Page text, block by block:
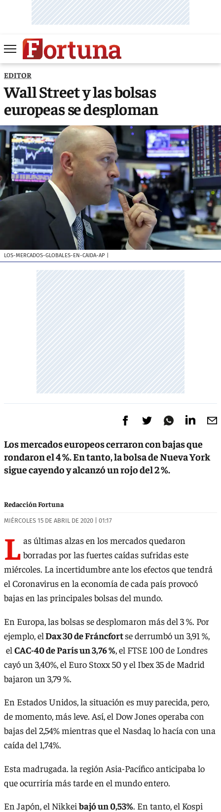
EDITOR
Wall Street y las bolsas
europeas se desploman
LOS-MERCADOS-GLOBALES-EN-CAIDA-AP
Los mercados europeos cerraron con bajas que
rondaron el 4 %. En tanto, la bolsa de Nueva York
sigue cayendo y alcanzó un rojo del 2 %.
Redacción Fortuna
MIÉRCOLES 15 DE ABRIL DE 2020 | 01:17
L as últimas alzas en los mercados quedaron
borradas por las fuertes caídas sufridas este
miércoles. La incertidumbre ante los efectos que tendrá
el Coronavirus en la economía de cada país provocó
bajas en las principales bolsas del mundo.
En Europa, las bolsas se desplomaron más del 3 %. Por
ejemplo, elDax 30 de Fráncfortse derrumbó un 3,91 %,
el CAC-40 de París un 3,76 %, el FTSE 100 de Londres
cayó un 3,40%, el Euro Stoxx 50 y el Ibex 35 de Madrid
bajaron un 3,79 %.
En Estados Unidos, la situación es muy parecida, pero,
de momento, más leve. Así, el Dow Jones operaba con
bajas del 2,54% mientras que el Nasdaq lo hacía con una
caída del 1,74%.
Esta madrugada. la región Asia-Pacífico anticipaba lo
que ocurriría más tarde en el mundo entero.
En Japón, el Nikkeibajó un 0,53%. En tanto, el Kospi